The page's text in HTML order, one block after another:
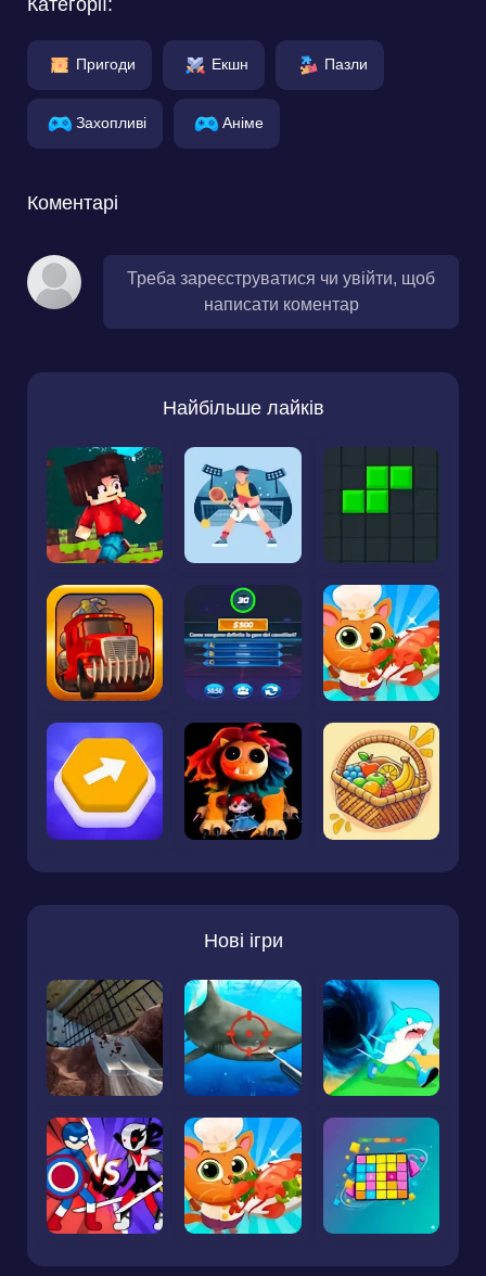
Пригоди Екшн Пазли
Захопливі Аніме
Коментарі
Треба зареєструватися чи увійти, щоб
написати коментар
Найбільше лайків
Нові ігри